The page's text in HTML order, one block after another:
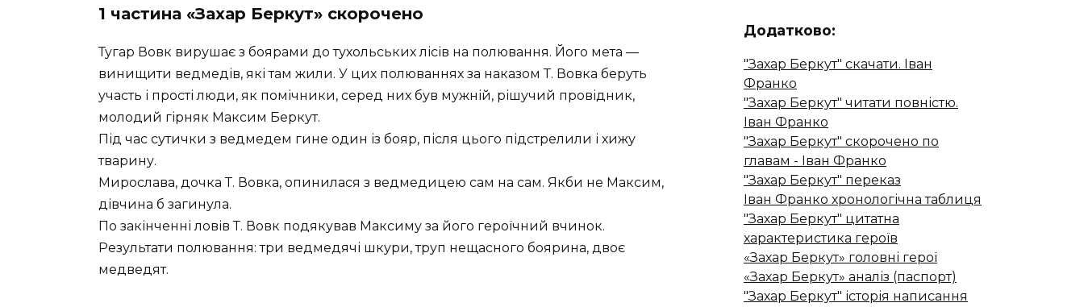
1 частина «Захар Беркут» скорочено
Тугар Вовк вирушає з боярами до тухольських лісів на полювання. Його мета —
винищити ведмедів, які там жили. У цих полюваннях за наказом Т. Вовка беруть
участь і прості люди, як помічники, серед них був мужній, рішучий провідник,
молодий гірняк Максим Беркут.
Під час сутички з ведмедем гине один із бояр, після цього підстрелили і хижу
тварину.
Мирослава, дочка Т. Вовка, опинилася з ведмедицею сам на сам. Якби не Максим,
дівчина б загинула.
По закінченні ловів Т. Вовк подякував Максиму за його героїчний вчинок.
Результати полювання: три ведмедячі шкури, труп нещасного боярина, двоє
медведят.
Додатково:
"Захар Беркут" скачати. Іван
Франко
"Захар Беркут" читати повністю.
Іван Франко
"Захар Беркут" скорочено по
главам - Іван Франко
"Захар Беркут" переказ
Іван Франко хронологічна таблиця
"Захар Беркут" цитатна
характеристика героїв
«Захар Беркут» головні герої
«Захар Беркут» аналіз (паспорт)
"Захар Беркут" історія написання